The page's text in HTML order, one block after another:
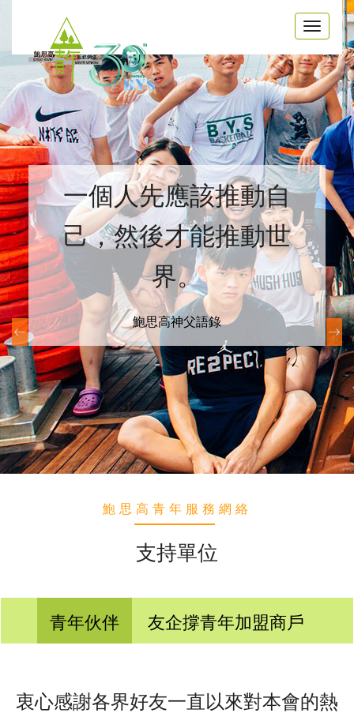
Toggle
一個人先應該推動自
己，然後才能推動世
界。
鮑思高神父語錄
鮑思高青年服務網絡
支持單位
青年伙伴 友企撐青年加盟商戶
衷心感謝各界好友一直以來對本會的熱